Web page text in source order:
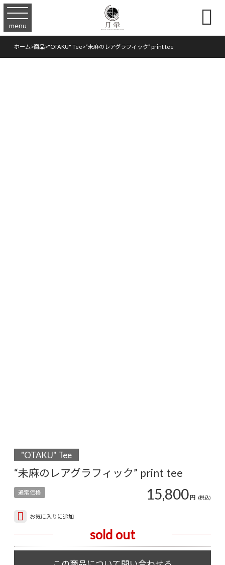
menu 
ホーム>商品>"OTAKU" Tee>“未麻のレアグラフィック” print tee
"OTAKU" Tee
“未麻のレアグラフィック” print tee
通常価格 15,800円 (税込)
お気に入りに追加
sold out